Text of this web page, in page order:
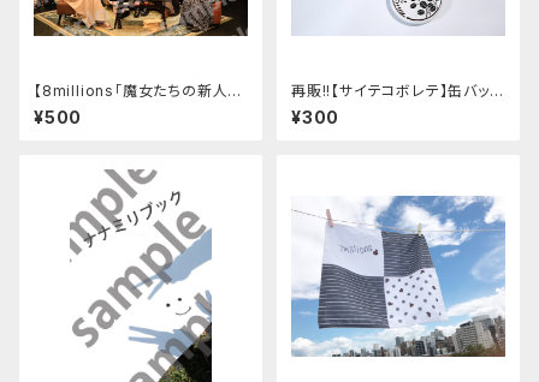
【8millions「魔女たちの新人歓
迎会」】全員集合舞台写真
¥500
再販!!【サイテコボレテ】缶バッチ
キーホルダー
¥300